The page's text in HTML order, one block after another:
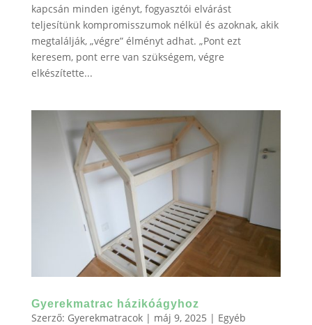
kapcsán minden igényt, fogyasztói elvárást
teljesítünk kompromisszumok nélkül és azoknak, akik
megtalálják, „végre” élményt adhat. „Pont ezt
keresem, pont erre van szükségem, végre
elkészítette...
Gyerekmatrac házikóágyhoz
Szerző: Gyerekmatracok| máj 9, 2025 | Egyéb